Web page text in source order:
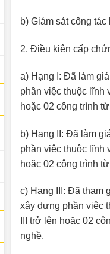
b) Giám sát công
2. Điều kiện cấp
a) Hạng I: Đã làm
phần việc thuộc lĩnh
hoặc 02 công trình
b) Hạng II: Đã làm
phần việc thuộc lĩnh
hoặc 02 công trình
c) Hạng III: Đã tham
xây dựng phần việc
III trở lên hoặc 02
nghề.